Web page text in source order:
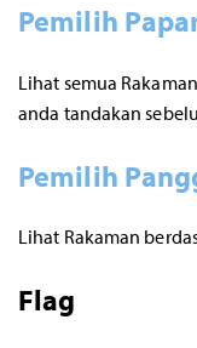
Pemilih
Lihat semua
anda tandakan
Pemilih
Lihat Rakaman
Flag